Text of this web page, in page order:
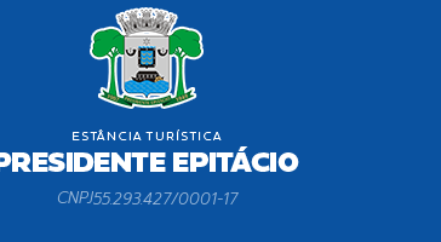
CNPJ55.293.427/0001-17